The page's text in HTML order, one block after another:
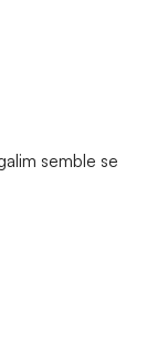
semble se